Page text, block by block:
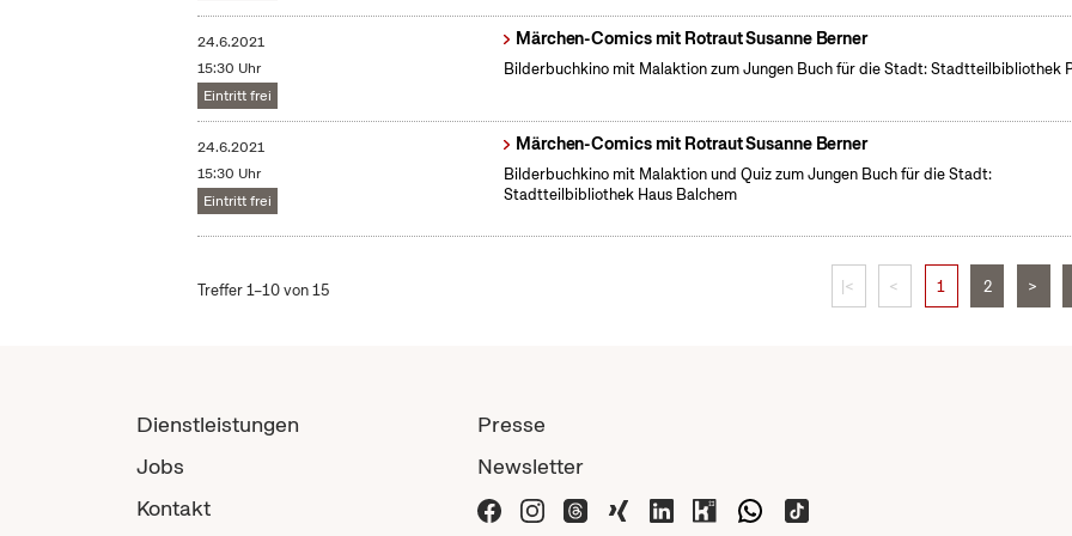
24.6.2021
15:30 Uhr
Eintritt frei
Märchen-Comics mit Rotraut Susanne Berner
Bilderbuchkino mit Malaktion zum Jungen Buch für die Stadt: Stadtteilbibliothek
24.6.2021
15:30 Uhr
Eintritt frei
Märchen-Comics mit Rotraut Susanne Berner
Bilderbuchkino mit Malaktion und Quiz zum Jungen Buch für die Stadt:
Stadtteilbibliothek Haus Balchem
Treffer 1–10 von 15 |< < 1 2 >
Dienstleistungen
Jobs
Kontakt
Presse
Newsletter